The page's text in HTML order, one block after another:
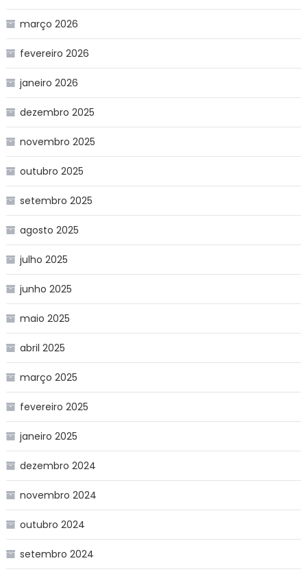
março 2026
fevereiro 2026
janeiro 2026
dezembro 2025
novembro 2025
outubro 2025
setembro 2025
agosto 2025
julho 2025
junho 2025
maio 2025
abril 2025
março 2025
fevereiro 2025
janeiro 2025
dezembro 2024
novembro 2024
outubro 2024
setembro 2024